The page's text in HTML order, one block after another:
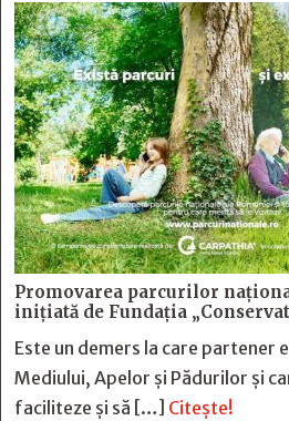
Promovarea parcurilor
inițiată de Fundația
Este un demers la care partener
Mediului, Apelor și Pădurilor și
faciliteze și să […] Citește!